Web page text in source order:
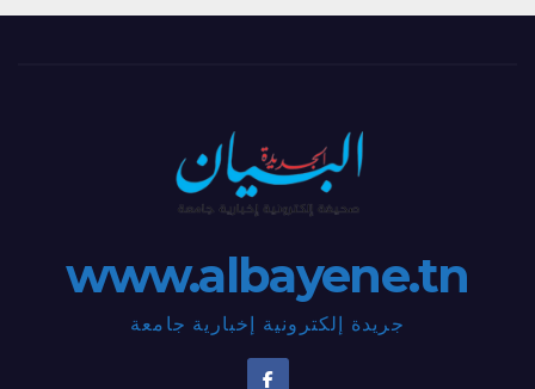
www.albayene.tn
جريدة إلكترونية إخبارية جامعة